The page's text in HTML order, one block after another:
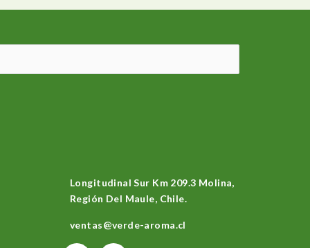
Longitudinal Sur Km 209.3 Molina,
Región Del Maule, Chile.
ventas@verde-aroma.cl